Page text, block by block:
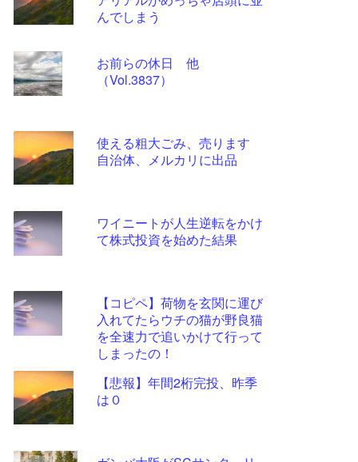
んでしまう
お前らの休日 他
（Vol.3837）
使える粗大ごみ、売ります
自治体、メルカリに出品
ワイニートが人生逆転をかけ
て株式投資を始めた結果
【コピペ】荷物を玄関に運び
入れてたらウチの猫が野良猫
を全速力で追いかけて行って
しまったの！
【悲報】年間2桁完投、昨季
は０
ンク
更新
ツー